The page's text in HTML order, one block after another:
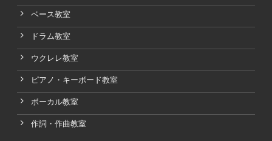
ベース教室
ドラム教室
ウクレレ教室
ピアノ・キーボード教室
ボーカル教室
作詞・作曲教室